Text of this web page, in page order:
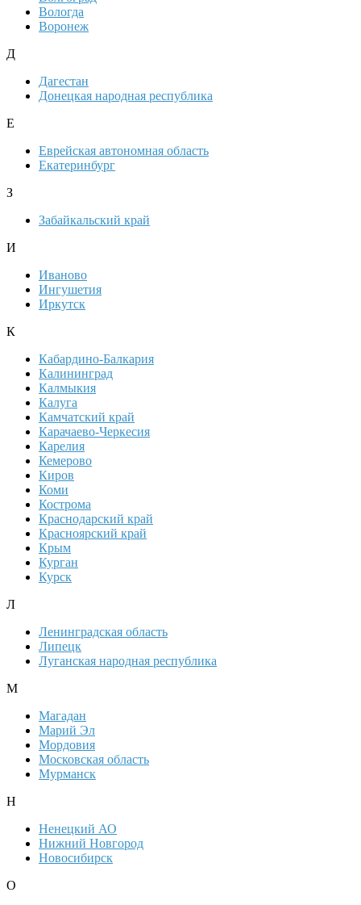
Вологда
Воронеж
Д
Дагестан
Донецкая народная республика
Е
Еврейская автономная область
Екатеринбург
З
Забайкальский край
И
Иваново
Ингушетия
Иркутск
К
Кабардино-Балкария
Калининград
Калмыкия
Калуга
Камчатский край
Карачаево-Черкесия
Карелия
Кемерово
Киров
Коми
Кострома
Краснодарский край
Красноярский край
Крым
Курган
Курск
Л
Ленинградская область
Липецк
Луганская народная республика
М
Магадан
Марий Эл
Мордовия
Московская область
Мурманск
Н
Ненецкий АО
Нижний Новгород
Новосибирск
О